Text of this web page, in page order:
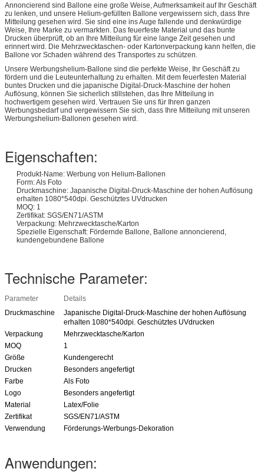
Annoncierend sind Ballone eine große Weise, Aufmerksamkeit auf Ihr Geschäft
zu lenken, und unsere Helium-gefüllten Ballone vergewissern sich, dass Ihre
Mitteilung gesehen wird. Sie sind eine ins Auge fallende und denkwürdige
Weise, Ihre Marke zu vermarkten. Das feuerfeste Material und das bunte
Drucken überprüft, ob an Ihre Mitteilung für eine lange Zeit gesehen und
erinnert wird. Die Mehrzwecktaschen- oder Kartonverpackung kann helfen, die
Ballone vor Schaden während des Transportes zu schützen.
Unsere Werbungshelium-Ballone sind die perfekte Weise, Ihr Geschäft zu
fördern und die Leuteunterhaltung zu erhalten. Mit dem feuerfesten Material
buntes Drucken und die japanische Digital-Druck-Maschine der hohen
Auflösung, können Sie sicherlich stillstehen, das Ihre Mitteilung in
hochwertigem gesehen wird. Vertrauen Sie uns für Ihren ganzen
Werbungsbedarf und vergewissern Sie sich, dass Ihre Mitteilung mit unseren
Werbungshelium-Ballonen gesehen wird.
Eigenschaften:
Produkt-Name: Werbung von Helium-Ballonen
Form: Als Foto
Druckmaschine: Japanische Digital-Druck-Maschine der hohen Auflösung
erhalten 1080*540dpi. Geschütztes UVdrucken
MOQ: 1
Zertifikat: SGS/EN71/ASTM
Verpackung: Mehrzwecktasche/Karton
Spezielle Eigenschaft: Fördernde Ballone, Ballone annoncierend,
kundengebundene Ballone
Technische Parameter:
Parameter
Details
Druckmaschine
Japanische Digital-Druck-Maschine der hohen Auflösung
erhalten 1080*540dpi. Geschütztes UVdrucken
Verpackung
Mehrzwecktasche/Karton
MOQ
1
Größe
Kundengerecht
Drucken
Besonders angefertigt
Farbe
Als Foto
Logo
Besonders angefertigt
Material
Latex/Folie
Zertifikat
SGS/EN71/ASTM
Verwendung
Förderungs-Werbungs-Dekoration
Anwendungen: